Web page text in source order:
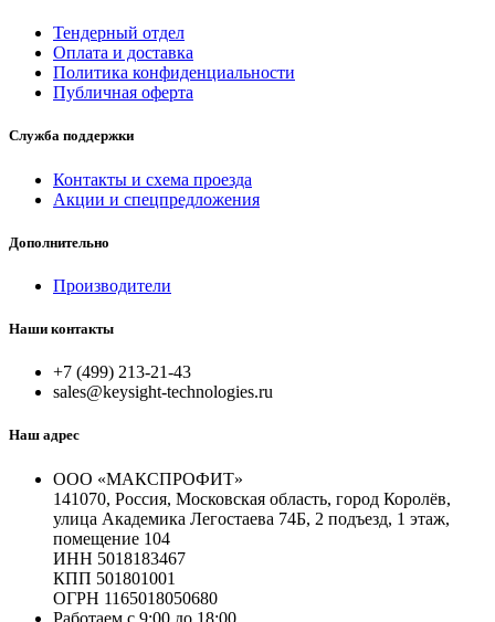
Тендерный отдел
Оплата и доставка
Политика конфиденциальности
Публичная оферта
Служба поддержки
Контакты и схема проезда
Акции и спецпредложения
Дополнительно
Производители
Наши контакты
+7 (499) 213-21-43
sales@keysight-technologies.ru
Наш адрес
ООО «МАКСПРОФИТ»
141070, Россия, Московская область, город Королёв,
улица Академика Легостаева 74Б, 2 подъезд, 1 этаж,
помещение 104
ИНН 5018183467
КПП 501801001
ОГРН 1165018050680
Работаем с 9:00 до 18:00